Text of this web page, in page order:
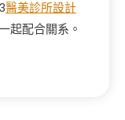
醫美診所設計
起配合關系。